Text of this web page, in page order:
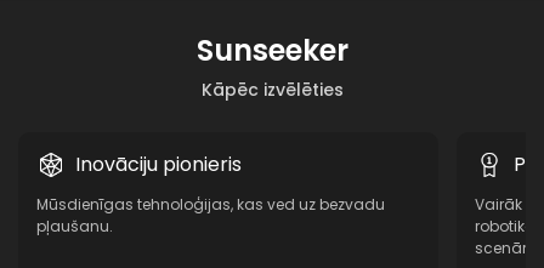
Kāpēc izvēlēties
Sunseeker
Inovāciju pionieris
Mūsdienīgas tehnoloģijas, kas ved uz bezvadu
pļaušanu.
Vairāk